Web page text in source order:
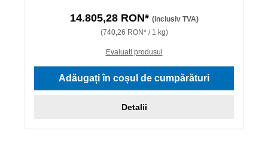
14.805,28 RON* (inclusiv TVA)
(740,26 RON* / 1 kg)
Evaluati produsul
Adăugați în coșul de cumpărături
Detalii